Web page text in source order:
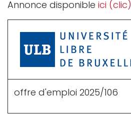
Annonce disponible ici (clic)
offre d'emploi 2025/106